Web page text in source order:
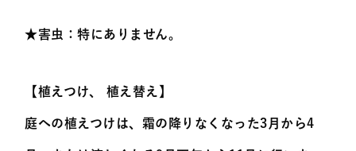
★害虫：特にありません。
【植えつけ、 植え替え】
庭への植えつけは、霜の降りなくなった3月から4